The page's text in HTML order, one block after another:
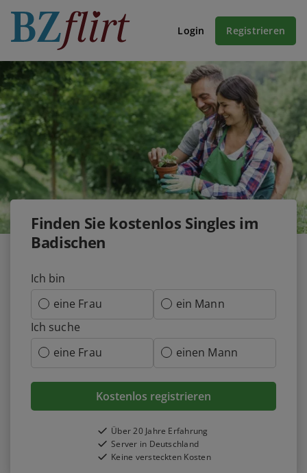
Login Registrieren
Finden Sie kostenlos Singles im
Badischen
Ich bin
eine Frau
ein Mann
Ich suche
eine Frau
einen Mann
Kostenlos registrieren
Über 20 Jahre Erfahrung
Server in Deutschland
Keine versteckten Kosten